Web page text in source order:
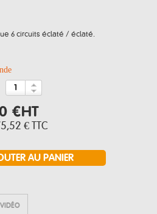
6 circuits éclaté / éclaté.
€HT
€ TTC
VIDÉO